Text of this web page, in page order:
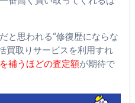
と思われる“修復歴にならな
買取りサービスを利用すれ
補うほどの査定額が期待で